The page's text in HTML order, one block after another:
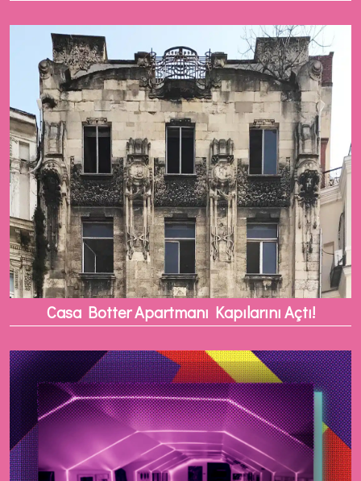
Casa Botter Apartmanı Kapılarını Açtı!